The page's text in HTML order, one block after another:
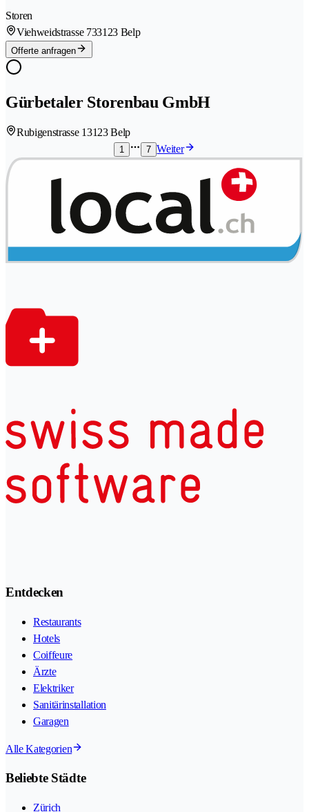
Storen
Viehweidstrasse 733123 Belp
Offerte anfragen
Gürbetaler Storenbau GmbH
Rubigenstrasse 13123 Belp
1 7 Weiter
Entdecken
Restaurants
Hotels
Coiffeure
Ärzte
Elektriker
Sanitärinstallation
Garagen
Alle Kategorien
Beliebte Städte
Zürich